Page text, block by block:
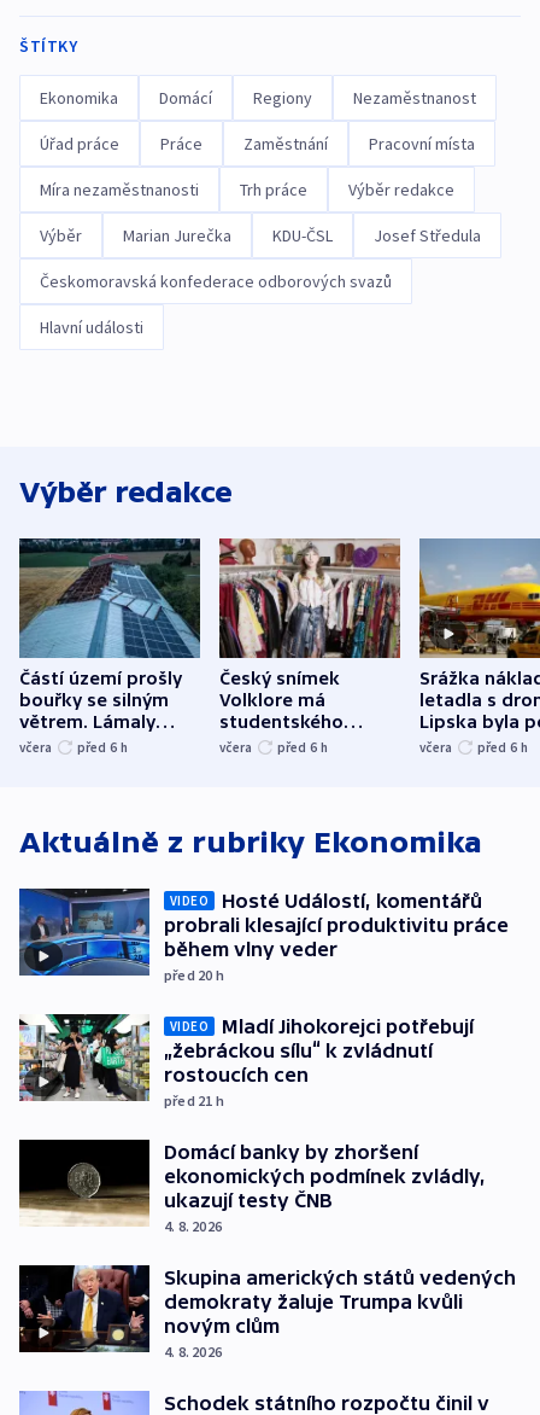
ŠTÍTKY
Ekonomika Domácí Regiony Nezaměstnanost
Úřad práce Práce Zaměstnání Pracovní místa
Míra nezaměstnanosti Trh práce Výběr redakce
Výběr Marian Jurečka KDU-ČSL Josef Středula
Českomoravská konfederace odborových svazů
Hlavní události
Výběr redakce
Částí území prošly
bouřky se silným
větrem. Lámaly
stromy a poničily
včera před 6 h
Český snímek
Volklore má
studentského
Oscara, zabojuje o
včera před 6 h
Srážka
letadla s
Lipska byla
německého
včera před 6 h
Aktuálně z rubriky Ekonomika
VIDEO
Hosté Událostí, komentářů
probrali klesající produktivitu práce
během vlny veder
před 20 h
VIDEO
Mladí Jihokorejci potřebují
„žebráckou sílu“ k zvládnutí
rostoucích cen
před 21 h
Domácí banky by zhoršení
ekonomických podmínek zvládly,
ukazují testy ČNB
4. 8. 2026
Skupina amerických států vedených
demokraty žaluje Trumpa kvůli
novým clům
4. 8. 2026
Schodek státního rozpočtu činil v